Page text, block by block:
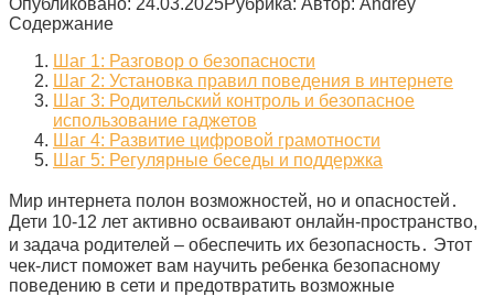
Содержание
Шаг 1: Разговор о безопасности
Шаг 2: Установка правил поведения в интернете
Шаг 3: Родительский контроль и безопасное
использование гаджетов
Шаг 4: Развитие цифровой грамотности
Шаг 5: Регулярные беседы и поддержка
Мир интернета полон возможностей, но и опасностей․
Дети 10-12 лет активно осваивают онлайн-пространство,
и задача родителей – обеспечить их безопасность․ Этот
чек-лист поможет вам научить ребенка безопасному
поведению в сети и предотвратить возможные